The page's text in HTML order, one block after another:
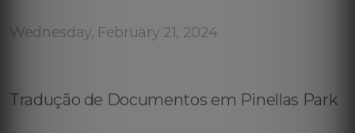
Wednesday, February 21, 2024
Tradução de Documentos em Pinellas Park